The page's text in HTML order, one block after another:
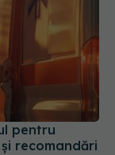
pentru
recomandări